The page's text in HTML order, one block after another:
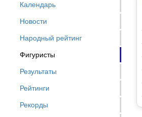
Календарь
Новости
Народный рейтинг
Фигуристы
Результаты
Рейтинги
Рекорды